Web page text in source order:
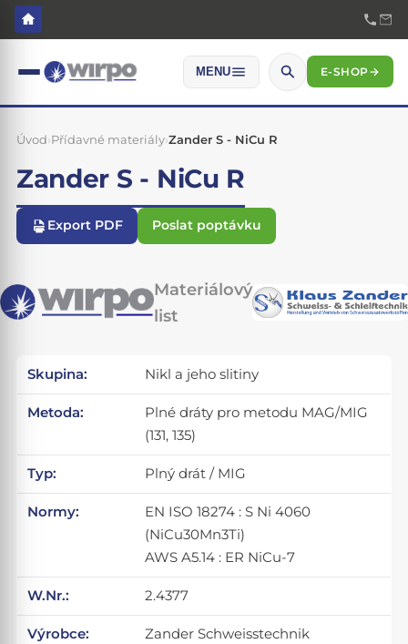
MENU E-SHOP→
Úvod›Přídavné materiály›Zander S - NiCu R
Zander S - NiCu R
Export PDF Poslat poptávku
Materiálový
list
Skupina: Nikl a jeho slitiny
Metoda:
Plné dráty pro metodu MAG/MIG
(131, 135)
Typ: Plný drát / MIG
Normy:
EN ISO 18274 : S Ni 4060
(NiCu30Mn3Ti)
AWS A5.14 : ER NiCu-7
W.Nr.: 2.4377
Výrobce: Zander Schweisstechnik